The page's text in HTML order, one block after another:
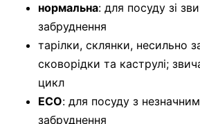
нормальна: для посуду зі
забруднення
тарілки, склянки, несильно
сковорідки та каструлі;
цикл
ECO: для посуду з
забруднення